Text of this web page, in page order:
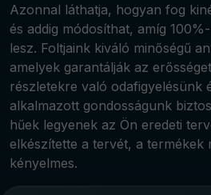
Azonnal láthatja, hogyan fog
és addig módosíthat, amíg
lesz. Foltjaink kiváló minőségű
amelyek garantálják az
részletekre való odafigyelésünk
alkalmazott gondosságunk
hűek legyenek az Ön eredeti
elkészítette a tervét, a termékek
kényelmes.